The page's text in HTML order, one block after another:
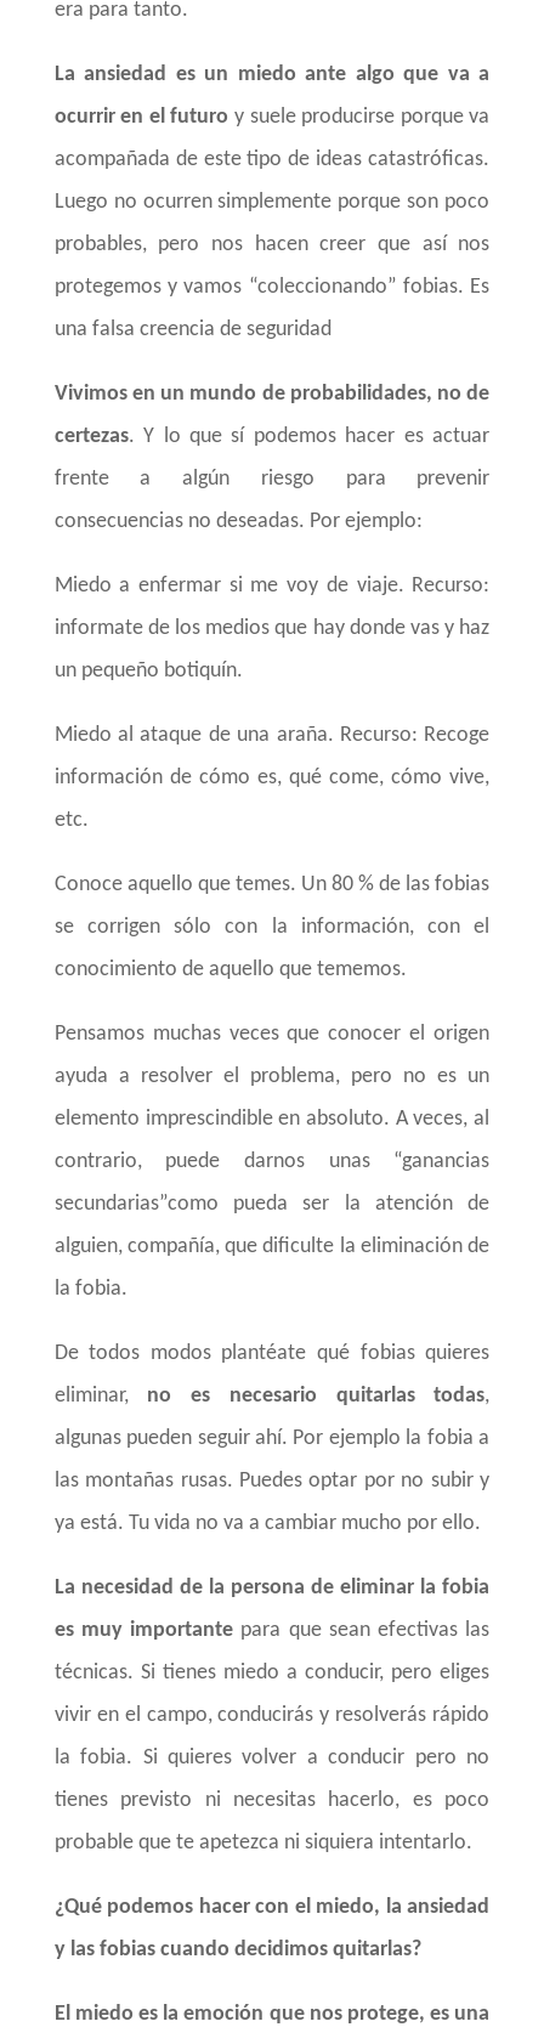
era para tanto.
La ansiedad es un miedo ante algo que va a
ocurrir en el futuro y suele producirse porque va
acompañada de este tipo de ideas catastróficas.
Luego no ocurren simplemente porque son poco
probables, pero nos hacen creer que así nos
protegemos y vamos “coleccionando” fobias. Es
una falsa creencia de seguridad
Vivimos en un mundo de probabilidades, no de
certezas. Y lo que sí podemos hacer es actuar
frente a algún riesgo para prevenir
consecuencias no deseadas. Por ejemplo:
Miedo a enfermar si me voy de viaje. Recurso:
informate de los medios que hay donde vas y haz
un pequeño botiquín.
Miedo al ataque de una araña. Recurso: Recoge
información de cómo es, qué come, cómo vive,
etc.
Conoce aquello que temes. Un 80 % de las fobias
se corrigen sólo con la información, con el
conocimiento de aquello que tememos.
Pensamos muchas veces que conocer el origen
ayuda a resolver el problema, pero no es un
elemento imprescindible en absoluto. A veces, al
contrario, puede darnos unas “ganancias
secundarias”como pueda ser la atención de
alguien, compañía, que dificulte la eliminación de
la fobia.
De todos modos plantéate qué fobias quieres
eliminar, no es necesario quitarlas todas,
algunas pueden seguir ahí. Por ejemplo la fobia a
las montañas rusas. Puedes optar por no subir y
ya está. Tu vida no va a cambiar mucho por ello.
La necesidad de la persona de eliminar la fobia
es muy importante para que sean efectivas las
técnicas. Si tienes miedo a conducir, pero eliges
vivir en el campo, conducirás y resolverás rápido
la fobia. Si quieres volver a conducir pero no
tienes previsto ni necesitas hacerlo, es poco
probable que te apetezca ni siquiera intentarlo.
¿Qué podemos hacer con el miedo, la ansiedad
y las fobias cuando decidimos quitarlas?
El miedo es la emoción que nos protege, es una